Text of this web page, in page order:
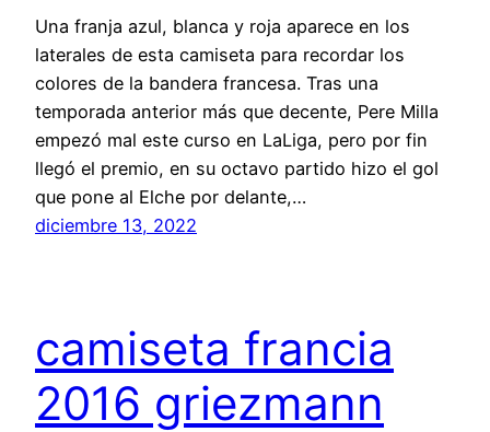
Una franja azul, blanca y roja aparece en los
laterales de esta camiseta para recordar los
colores de la bandera francesa. Tras una
temporada anterior más que decente, Pere Milla
empezó mal este curso en LaLiga, pero por fin
llegó el premio, en su octavo partido hizo el gol
que pone al Elche por delante,…
diciembre 13, 2022
camiseta francia
2016 griezmann